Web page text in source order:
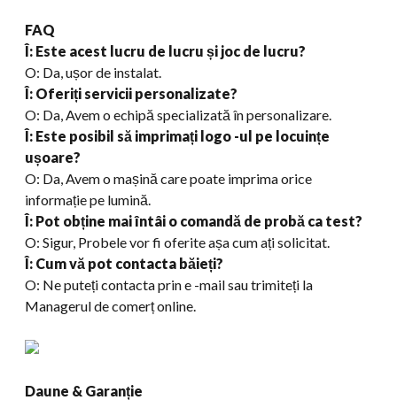
FAQ
Î: Este acest lucru de lucru și joc de lucru?
O: Da, ușor de instalat.
Î: Oferiți servicii personalizate?
O: Da, Avem o echipă specializată în personalizare.
Î: Este posibil să imprimați logo -ul pe locuințe
ușoare?
O: Da, Avem o mașină care poate imprima orice
informație pe lumină.
Î: Pot obține mai întâi o comandă de probă ca test?
O: Sigur, Probele vor fi oferite așa cum ați solicitat.
Î: Cum vă pot contacta băieți?
O: Ne puteți contacta prin e -mail sau trimiteți la
Managerul de comerț online.
Daune & Garanție